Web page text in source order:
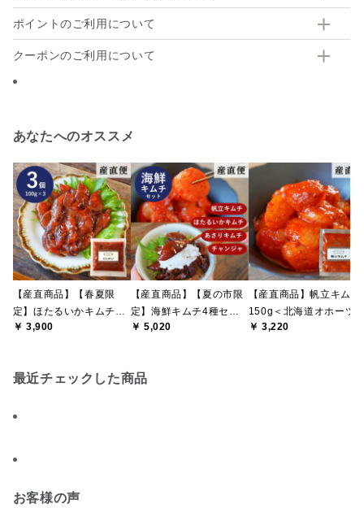
ポイントのご利用について
クーポンのご利用について
あなたへのオススメ
【産直商品】【春夏限
定】ほたるいかキムチ
100g×3袋【送料込み/北
イン限定】
￥ 3,900
【産直商品】【夏の市限
定】海鮮キムチ4種セッ
ト【送料込み/北海道・沖
￥ 5,020
【産直商品】帆立キムチ
150g＜北海道オホーツ
海産＞【送料込み/北海
￥ 3,220
最近チェックした商品
お客様の声